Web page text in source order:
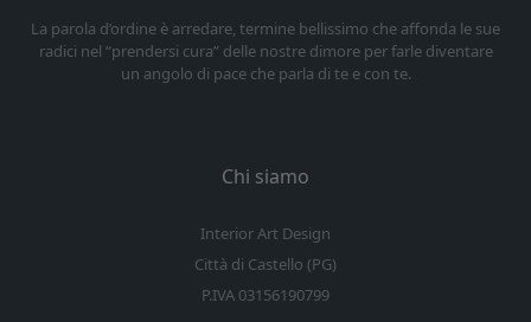
La parola d’ordine è arredare, termine bellissimo che affonda le sue
radici nel “prendersi cura” delle nostre dimore per farle diventare
un angolo di pace che parla di te e con te.
Chi siamo
Interior Art Design
Città di Castello (PG)
P.IVA 03156190799